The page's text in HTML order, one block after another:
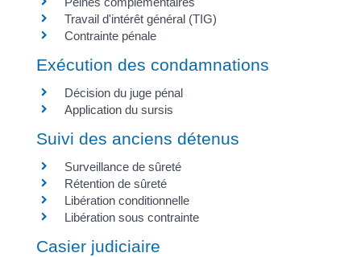
Travail d'intérêt général (TIG)
Contrainte pénale
Exécution des condamnations
Décision du juge pénal
Application du sursis
Suivi des anciens détenus
Surveillance de sûreté
Rétention de sûreté
Libération conditionnelle
Libération sous contrainte
Casier judiciaire